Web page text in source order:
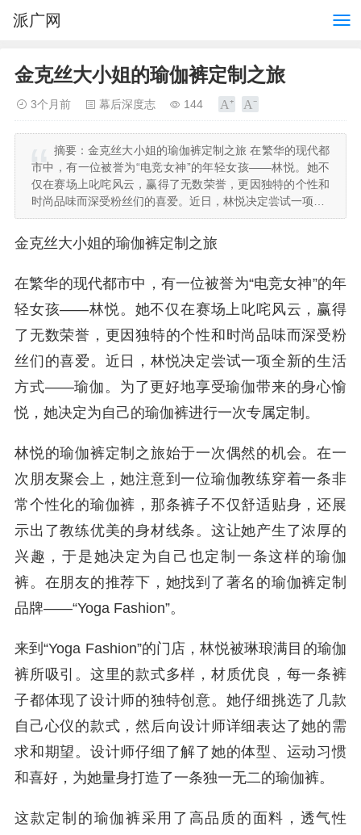
派广网
金克丝大小姐的瑜伽裤定制之旅
3个月前 幕后深度志 144
摘要：金克丝大小姐的瑜伽裤定制之旅 在繁华的现代都
市中，有一位被誉为“电竞女神”的年轻女孩——林悦。她不
仅在赛场上叱咤风云，赢得了无数荣誉，更因独特的个性和
时尚品味而深受粉丝们的喜爱。近日，林悦决定尝试一项…
金克丝大小姐的瑜伽裤定制之旅
在繁华的现代都市中，有一位被誉为“电竞女神”的年
轻女孩——林悦。她不仅在赛场上叱咤风云，赢得
了无数荣誉，更因独特的个性和时尚品味而深受粉
丝们的喜爱。近日，林悦决定尝试一项全新的生活
方式——瑜伽。为了更好地享受瑜伽带来的身心愉
悦，她决定为自己的瑜伽裤进行一次专属定制。
林悦的瑜伽裤定制之旅始于一次偶然的机会。在一
次朋友聚会上，她注意到一位瑜伽教练穿着一条非
常个性化的瑜伽裤，那条裤子不仅舒适贴身，还展
示出了教练优美的身材线条。这让她产生了浓厚的
兴趣，于是她决定为自己也定制一条这样的瑜伽
裤。在朋友的推荐下，她找到了著名的瑜伽裤定制
品牌——“Yoga Fashion”。
来到“Yoga Fashion”的门店，林悦被琳琅满目的瑜伽
裤所吸引。这里的款式多样，材质优良，每一条裤
子都体现了设计师的独特创意。她仔细挑选了几款
自己心仪的款式，然后向设计师详细表达了她的需
求和期望。设计师仔细了解了她的体型、运动习惯
和喜好，为她量身打造了一条独一无二的瑜伽裤。
这款定制的瑜伽裤采用了高品质的面料，透气性